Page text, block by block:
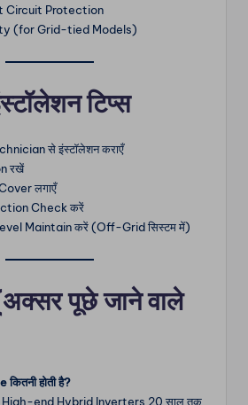
Circuit Protection
(for Grid-tied Models)
टिप्स
से इंस्टॉलेशन कराएँ
रखें
लगाएँ
Check करें
Maintain करें (Off-Grid सिस्टम में)
पूछे जाने वाले
कितनी होती है?
High-end Hybrid Inverters 20 साल तक